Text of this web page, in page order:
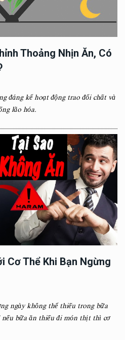
Thoảng Nhịn Ăn, Có
đáng kể hoạt động trao đổi chất và
lão hóa.
Cơ Thể Khi Bạn Ngừng
ngày không thể thiếu trong bữa
bữa ăn thiếu đi món thịt thì cơ